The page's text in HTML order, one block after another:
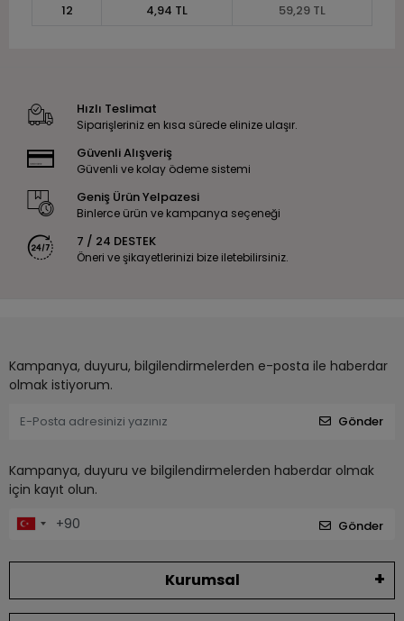
12
4,94 TL 59,29 TL
Hızlı Teslimat
Siparişleriniz en kısa sürede elinize ulaşır.
Güvenli Alışveriş
Güvenli ve kolay ödeme sistemi
Geniş Ürün Yelpazesi
Binlerce ürün ve kampanya seçeneği
7 / 24 DESTEK
Öneri ve şikayetlerinizi bize iletebilirsiniz.
Kampanya, duyuru, bilgilendirmelerden e-posta ile haberdar
olmak istiyorum.
Gönder
Kampanya, duyuru ve bilgilendirmelerden haberdar olmak
için kayıt olun.
Gönder
Kurumsal